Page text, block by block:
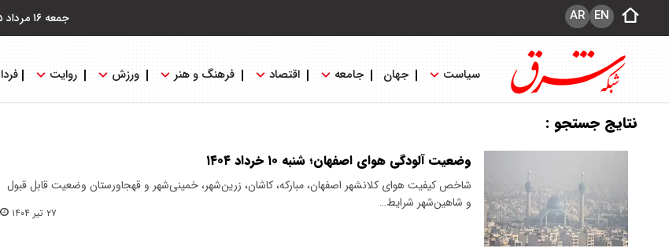
جمعه ۱۶ مرداد ۱۴۰۵ EN
AR
سیاست جهان جامعه اقتصاد فرهنگ و هنر ورزش روایت فردا
نتایج جستجو :
وضعیت آلودگی هوای اصفهان؛ شنبه ۱۰ خرداد ۱۴۰۴
شاخص کیفیت هوای کلانشهر اصفهان، مبارکه، کاشان، زرین‌شهر، خمینی‌شهر و قهجاورستان وضعیت قابل قبول
و شاهین‌شهر شرایط…
۲۷ تیر ۱۴۰۴